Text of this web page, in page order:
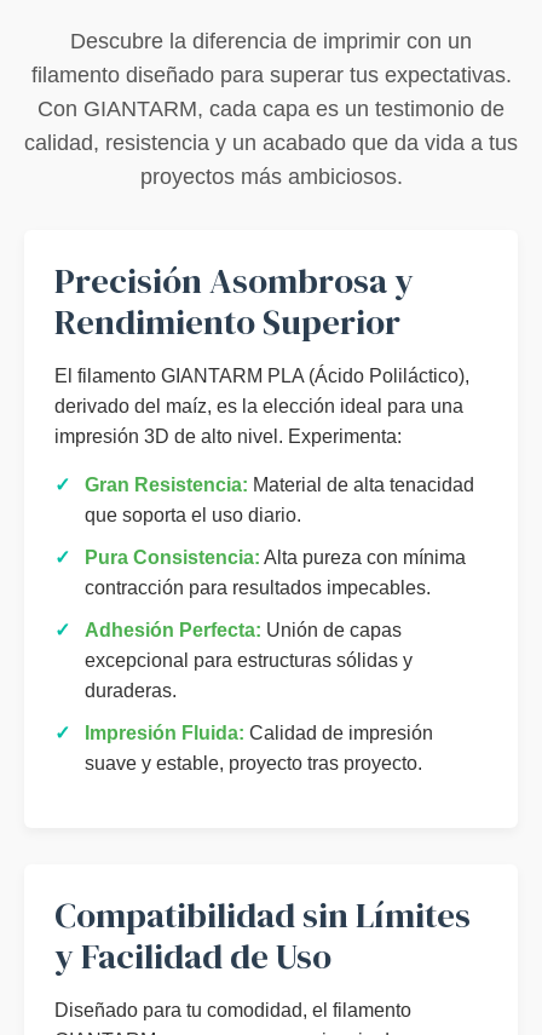
Descubre la diferencia de imprimir con un
filamento diseñado para superar tus expectativas.
Con GIANTARM, cada capa es un testimonio de
calidad, resistencia y un acabado que da vida a tus
proyectos más ambiciosos.
Precisión Asombrosa y
Rendimiento Superior
El filamento GIANTARM PLA (Ácido Poliláctico),
derivado del maíz, es la elección ideal para una
impresión 3D de alto nivel. Experimenta:
✓ Gran Resistencia: Material de alta tenacidad
que soporta el uso diario.
✓ Pura Consistencia: Alta pureza con mínima
contracción para resultados impecables.
✓ Adhesión Perfecta: Unión de capas
excepcional para estructuras sólidas y
duraderas.
✓ Impresión Fluida: Calidad de impresión
suave y estable, proyecto tras proyecto.
Compatibilidad sin Límites
y Facilidad de Uso
Diseñado para tu comodidad, el filamento